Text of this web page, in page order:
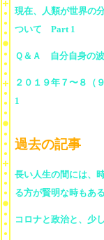
現在、人類が世界の
ついて Part 1
Ｑ＆Ａ 自分自身の
２０１９年７〜８（
1
過去の記事
長い人生の間には、
る方が賢明な時もある
コロナと政治と、少